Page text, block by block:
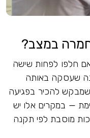
במצב?
חלפו לפחות שישה
שעסקה באותה
שמבקש להכיר בפגיעה
— במקרים אלו יש
מוסבת לפי תקנה